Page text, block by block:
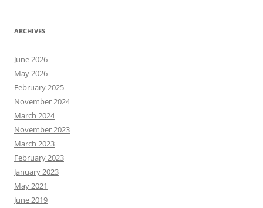
ARCHIVES
June 2026
May 2026
February 2025
November 2024
March 2024
November 2023
March 2023
February 2023
January 2023
May 2021
June 2019